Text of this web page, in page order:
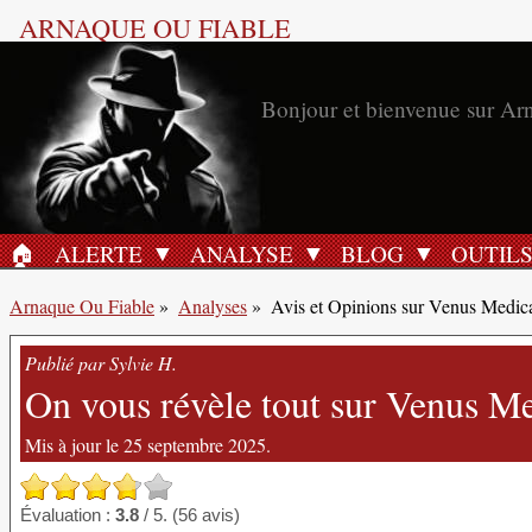
ARNAQUE OU FIABLE
ACCUEIL
🏠︎ ALERTE ANALYSE BLOG OUTILS
Arnaque Ou Fiable» Analyses» Avis et Opinions sur Venus
Publié par Sylvie H.
On vous révèle tout sur Venus
Mis à jour le 25 septembre 2025.
Évaluation : 3.8 / 5. (56 avis)